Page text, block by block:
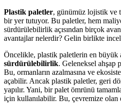
Plastik paletler, günümüz lojistik ve
bir yer tutuyor. Bu paletler, hem
sürdürülebilirlik açısından birçok
avantajlar nelerdir? Gelin birlikte
Öncelikle, plastik paletlerin en büyük
sürdürülebilirlik. Geleneksel ahşap
Bu, ormanların azalmasına ve
açabilir. Ancak plastik paletler, geri
yapılır. Yani, bir palet ömrünü
için kullanılabilir. Bu, çevremize olan